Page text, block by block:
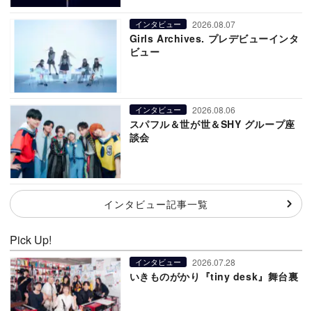
インタビュー 2026.08.07
Girls Archives. プレデビューインタ
ビュー
インタビュー 2026.08.06
スパフル＆世が世＆SHY グループ座
談会
インタビュー記事一覧
Pick Up!
インタビュー 2026.07.28
いきものがかり『tiny desk』舞台裏